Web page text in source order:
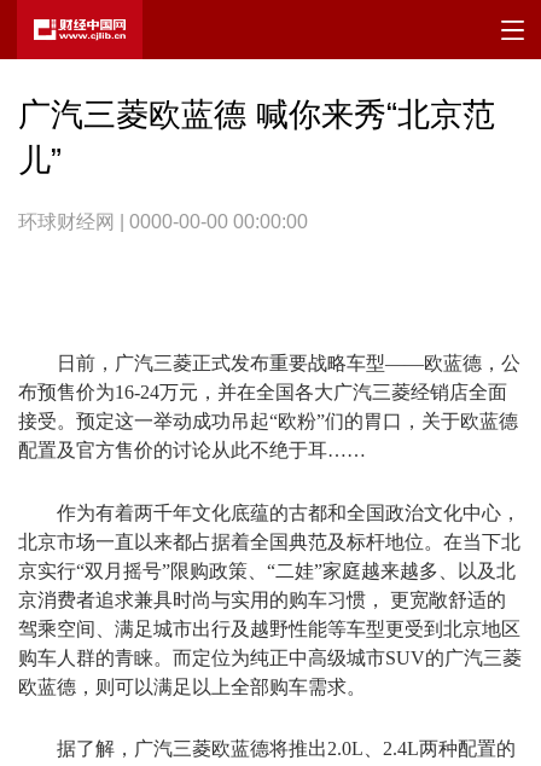
广汽三菱欧蓝德 喊你来秀“北京范
儿”
环球财经网 | 0000-00-00 00:00:00
日前，广汽三菱正式发布重要战略车型——欧蓝德，公
布预售价为16-24万元，并在全国各大广汽三菱经销店全面
接受。预定这一举动成功吊起“欧粉”们的胃口，关于欧蓝德
配置及官方售价的讨论从此不绝于耳……
作为有着两千年文化底蕴的古都和全国政治文化中心，
北京市场一直以来都占据着全国典范及标杆地位。在当下北
京实行“双月摇号”限购政策、“二娃”家庭越来越多、以及北
京消费者追求兼具时尚与实用的购车习惯， 更宽敞舒适的
驾乘空间、满足城市出行及越野性能等车型更受到北京地区
购车人群的青睐。而定位为纯正中高级城市SUV的广汽三菱
欧蓝德，则可以满足以上全部购车需求。
据了解，广汽三菱欧蓝德将推出2.0L、2.4L两种配置的